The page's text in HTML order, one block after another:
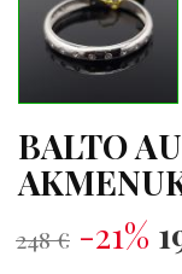
BALTO
248 € -21%